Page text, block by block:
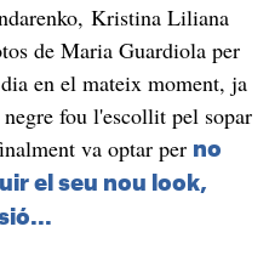
Kristina Liliana
de Maria Guardiola per
en el mateix moment, ja
fou l'escollit pel sopar
va optar per no
el seu nou look,